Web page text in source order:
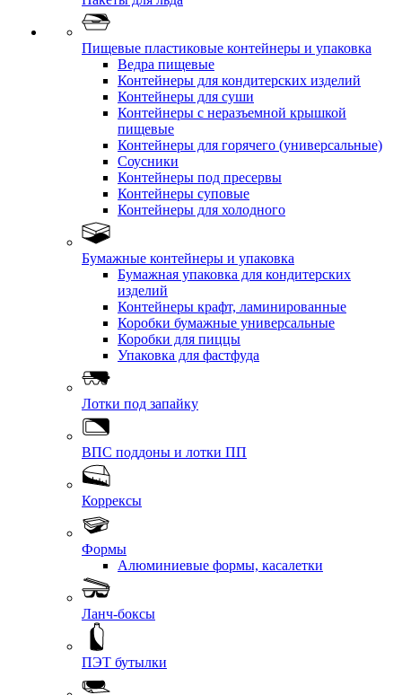
Пищевые пластиковые контейнеры и упаковка
Ведра пищевые
Контейнеры для кондитерских изделий
Контейнеры для суши
Контейнеры с неразъемной крышкой
пищевые
Контейнеры для горячего (универсальные)
Соусники
Контейнеры под пресервы
Контейнеры суповые
Контейнеры для холодного
Бумажные контейнеры и упаковка
Бумажная упаковка для кондитерских
изделий
Контейнеры крафт, ламинированные
Коробки бумажные универсальные
Коробки для пиццы
Упаковка для фастфуда
Лотки под запайку
ВПС поддоны и лотки ПП
Коррексы
Формы
Алюминиевые формы, касалетки
Ланч-боксы
ПЭТ бутылки